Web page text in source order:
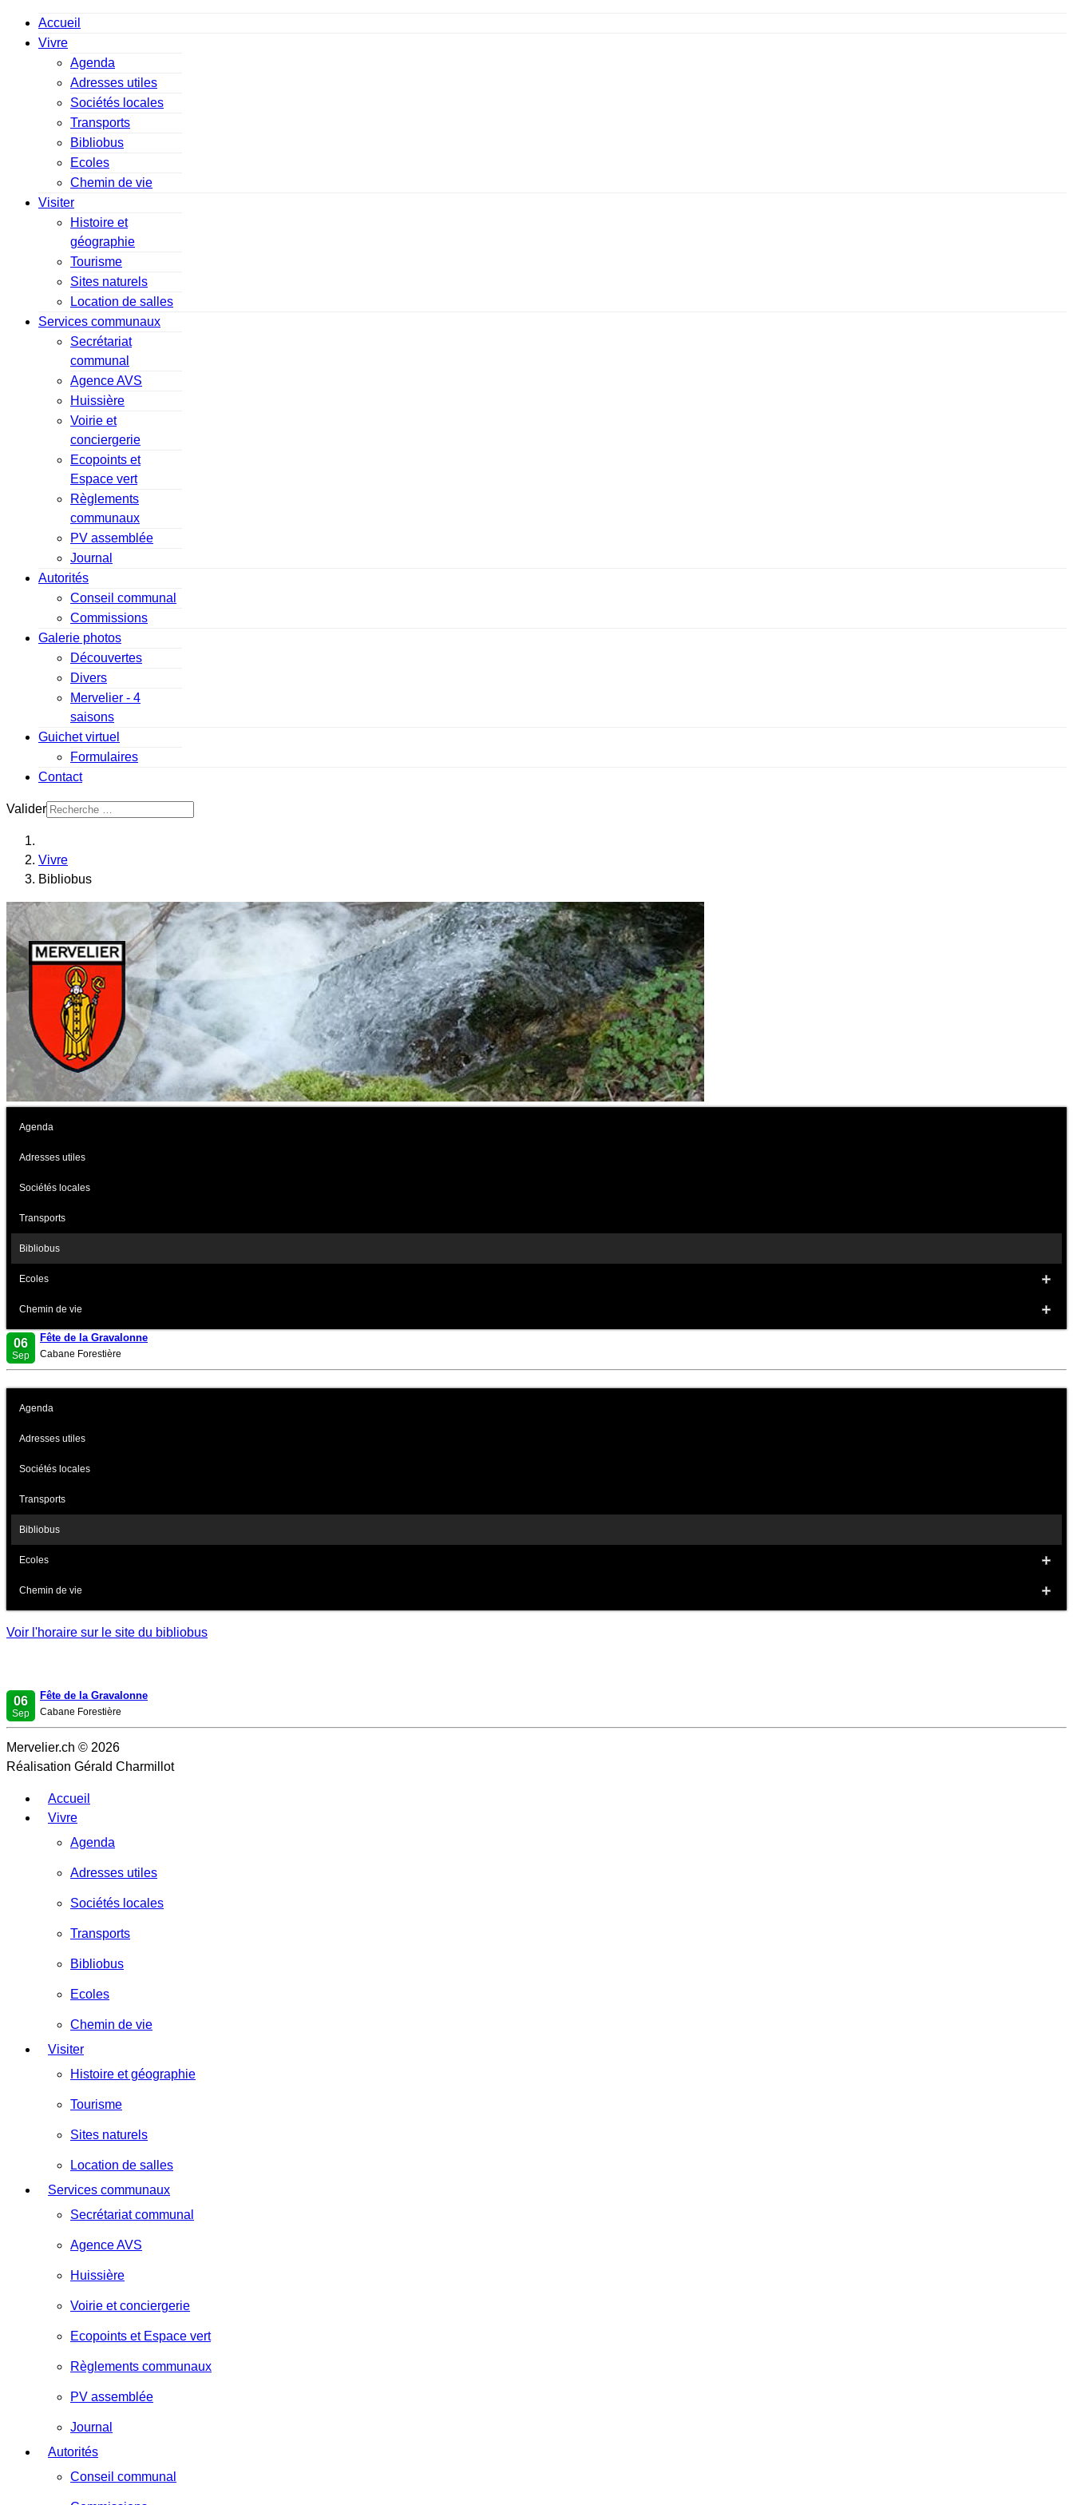
Accueil
Vivre
Agenda
Adresses utiles
Sociétés locales
Transports
Bibliobus
Ecoles
Chemin de vie
Visiter
Histoire et
géographie
Tourisme
Sites naturels
Location de salles
Services communaux
Secrétariat
communal
Agence AVS
Huissière
Voirie et
conciergerie
Ecopoints et
Espace vert
Règlements
communaux
PV assemblée
Journal
Autorités
Conseil communal
Commissions
Galerie photos
Découvertes
Divers
Mervelier - 4
saisons
Guichet virtuel
Formulaires
Contact
Valider
Vivre
Bibliobus
Agenda
Adresses utiles
Sociétés locales
Transports
Bibliobus
Ecoles
Chemin de vie
06
Sep
Fête de la Gravalonne
Cabane Forestière
Agenda
Adresses utiles
Sociétés locales
Transports
Bibliobus
Ecoles
Chemin de vie
Voir l'horaire sur le site du bibliobus
06
Sep
Fête de la Gravalonne
Cabane Forestière
Mervelier.ch © 2026
Réalisation Gérald Charmillot
Accueil
Vivre
Agenda
Adresses utiles
Sociétés locales
Transports
Bibliobus
Ecoles
Chemin de vie
Visiter
Histoire et géographie
Tourisme
Sites naturels
Location de salles
Services communaux
Secrétariat communal
Agence AVS
Huissière
Voirie et conciergerie
Ecopoints et Espace vert
Règlements communaux
PV assemblée
Journal
Autorités
Conseil communal